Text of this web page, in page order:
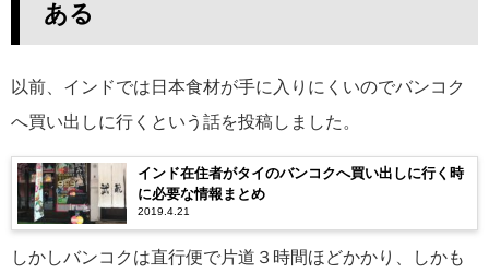
ある
以前、インドでは日本食材が手に入りにくいのでバンコク
へ買い出しに行くという話を投稿しました。
インド在住者がタイのバンコクへ買い出しに行く時
に必要な情報まとめ
2019.4.21
しかしバンコクは直行便で片道３時間ほどかかり、しかも